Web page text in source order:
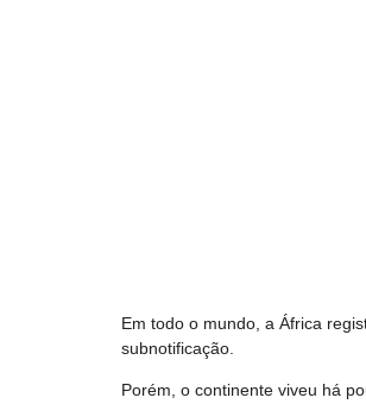
Em todo o mundo, a África
subnotificação.
Porém, o continente viveu há